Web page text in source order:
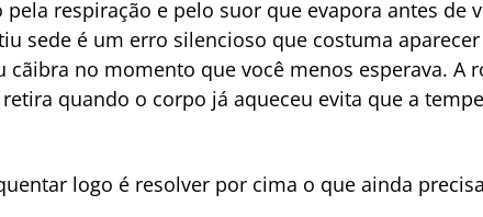
respiração e pelo suor que evapora antes de
sede é um erro silencioso que costuma
no momento que você menos esperava. A
quando o corpo já aqueceu evita que a
logo é resolver por cima o que ainda